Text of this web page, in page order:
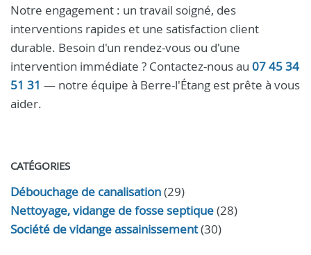
Notre engagement : un travail soigné, des
interventions rapides et une satisfaction client
durable. Besoin d'un rendez-vous ou d'une
intervention immédiate ? Contactez-nous au 07 45 34
51 31 — notre équipe à Berre-l'Étang est prête à vous
aider.
CATÉGORIES
Débouchage de canalisation(29)
Nettoyage, vidange de fosse septique(28)
Société de vidange assainissement(30)